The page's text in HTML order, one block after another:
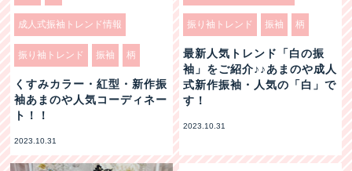
成人式振袖トレンド情報
振り袖トレンド 振袖 柄
くすみカラー・紅型・新作振
袖あまのや人気コーディネー
ト！！
2023.10.31
振り袖トレンド 振袖 柄
最新人気トレンド「白の振
袖」をご紹介♪♪あまのや成人
式新作振袖・人気の「白」で
す！
2023.10.31